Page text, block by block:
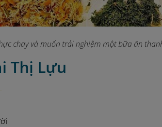
chay và muốn trải nghiệm một bữa ăn
Thị Lựu